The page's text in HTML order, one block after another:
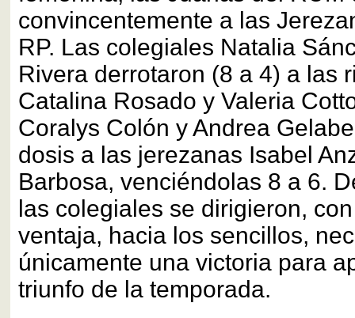
convincentemente a las
RP. Las colegiales Natalia
Rivera derrotaron (8 a 4) a las
Catalina Rosado y Valeria
Coralys Colón y Andrea
dosis a las jerezanas Isabel
Barbosa, venciéndolas 8 a 6.
las colegiales se dirigieron,
ventaja, hacia los sencillos,
únicamente una victoria para
triunfo de la temporada.